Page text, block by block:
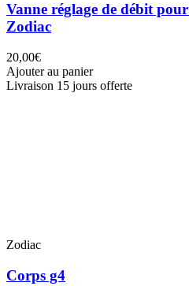
Vanne réglage de débit
Zodiac
20,00€
Ajouter au panier
Livraison 15 jours offerte
Zodiac
Corps g4